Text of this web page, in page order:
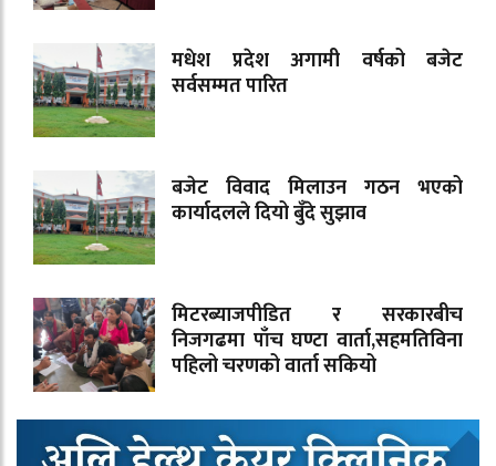
मधेश प्रदेश अगामी वर्षको बजेट
सर्वसम्मत पारित
बजेट विवाद मिलाउन गठन भएको
कार्यादलले दियो बुँदे सुझाव
मिटरब्याजपीडित र सरकारबीच
निजगढमा पाँच घण्टा वार्ता,सहमतिविना
पहिलो चरणको वार्ता सकियो